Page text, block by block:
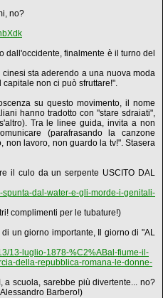
no?
dall'occidente, finalmente è il turno del
sta aderendo a una nuova moda
non ci può sfruttare!".
su questo movimento, il nome
hanno tradotto con "stare sdraiati",
Tra le linee guida, invita a non
(parafrasando la canzone
non lavoro, non guardo la tv!". Stasera
il culo da un serpente USCITO DAL
dal-water-e-gli-morde-i-genitali-
complimenti per le tubature!)
un giorno importante, Il giorno di "AL
13-luglio-1878-%C2%ABal-fiume-il-
della-repubblica-romana-le-donne-
scuola, sarebbe più divertente... no?
Barbero!)